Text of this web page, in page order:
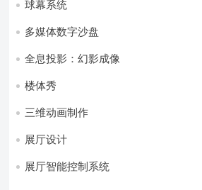
球幕系统
多媒体数字沙盘
全息投影：幻影成像
楼体秀
三维动画制作
展厅设计
展厅智能控制系统